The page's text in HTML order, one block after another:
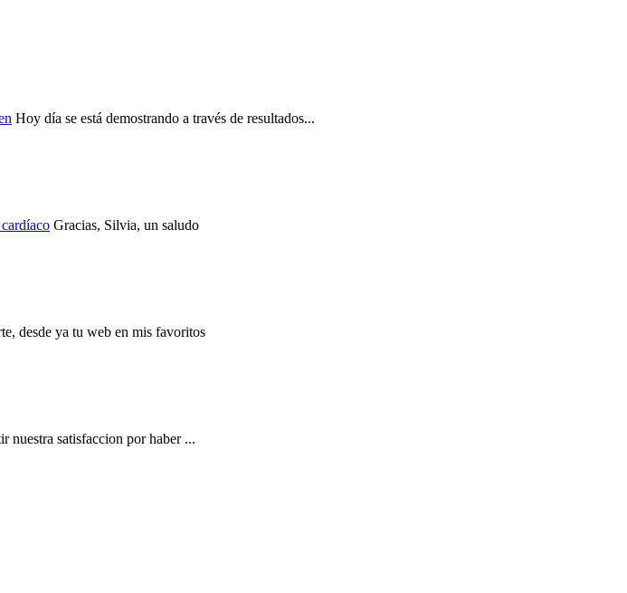
Hoy día se está demostrando a través de resultados...
Gracias, Silvia, un saludo
desde ya tu web en mis favoritos
nuestra satisfaccion por haber ...